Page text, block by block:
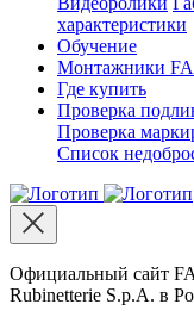
характеристики
Обучение
Монтажники
Где купить
Проверка
Проверка
Cписок
Официальный сайт
Rubinetterie S.p.A. в